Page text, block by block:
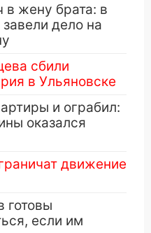
в жену брата: в
дело на
сбили
в Ульяновске
и ограбил:
оказался
движение
готовы
если им